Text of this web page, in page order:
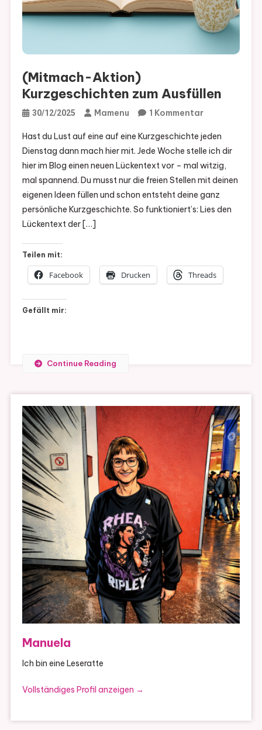
(Mitmach-Aktion)
Kurzgeschichten zum Ausfüllen
30/12/2025 Mamenu 1 KommentarZu
Aktion)
Zum
Ausfüllen
Hast du Lust auf eine auf eine Kurzgeschichte jeden
Dienstag dann mach hier mit. Jede Woche stelle ich dir
hier im Blog einen neuen Lückentext vor – mal witzig,
mal spannend. Du musst nur die freien Stellen mit deinen
eigenen Ideen füllen und schon entsteht deine ganz
persönliche Kurzgeschichte. So funktioniert’s: Lies den
Lückentext der […]
Teilen mit:
Facebook Drucken Threads
Gefällt mir:
Continue Reading
Manuela
Ich bin eine Leseratte
Vollständiges Profil anzeigen →